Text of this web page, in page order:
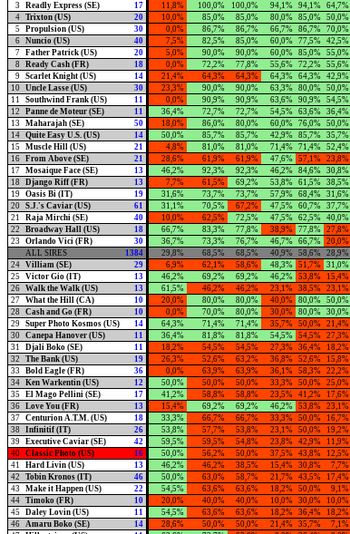
3
Readly Express (SE) 17 11,8% 100,0% 100,0% 94,1% 94,1% 64,7%
4 Trixton (US) 20 10,0% 85,0% 85,0% 80,0% 85,0% 50,0%
5
Propulsion (US) 30 0,0% 86,7% 86,7% 66,7% 86,7% 70,0%
6 Nuncio (US) 40 7,5% 82,5% 85,0% 60,0% 77,5% 42,5%
7 Father Patrick (US) 20 5,0% 90,0% 90,0% 60,0% 85,0% 55,0%
8
Ready Cash (FR) 18 0,0% 72,2% 77,8% 55,6% 72,2% 55,6%
9 Scarlet Knight (US) 14 21,4% 64,3% 64,3% 64,3% 64,3% 42,9%
10 Uncle Lasse (US) 30 23,3% 90,0% 90,0% 63,3% 80,0% 50,0%
11
Southwind Frank (US) 11 0,0% 90,9% 90,9% 63,6% 90,9% 54,5%
12
Panne de Moteur (SE) 11 36,4% 72,7% 72,7% 54,5% 63,6% 36,4%
13
Maharajah (SE) 50 18,0% 86,0% 80,0% 60,0% 76,0% 50,0%
14 Quite Easy U.S. (US) 14 50,0% 85,7% 85,7% 42,9% 85,7% 35,7%
15
Muscle Hill (US) 21 4,8% 81,0% 81,0% 71,4% 71,4% 52,4%
16 From Above (SE) 21 28,6% 61,9% 61,9% 47,6% 57,1% 23,8%
17 Mosaique Face (SE) 13 46,2% 92,3% 92,3% 46,2% 84,6% 30,8%
18
Django Riff (FR) 13 7,7% 61,5% 69,2% 53,8% 61,5% 38,5%
19 Oasis Bi (IT) 19 31,6% 73,7% 73,7% 57,9% 68,4% 31,6%
20 S.J.'s Caviar (US) 61 31,1% 70,5% 67,2% 47,5% 60,7% 37,7%
21
Raja Mirchi (SE) 40 10,0% 62,5% 72,5% 47,5% 62,5% 40,0%
22
Broadway Hall (US) 18 66,7% 83,3% 77,8% 38,9% 77,8% 27,8%
23
Orlando Vici (FR) 30 36,7% 73,3% 76,7% 46,7% 66,7% 20,0%
ALL SIRES
1384 29,8% 68,5% 68,5% 40,9% 58,6% 28,9%
24 Villiam (SE) 29 6,9% 62,1% 58,6% 48,3% 51,7% 31,0%
25
Victor Gio (IT) 13 46,2% 69,2% 69,2% 46,2% 53,8% 15,4%
26 Walk the Walk (US) 13 61,5% 46,2% 46,2% 23,1% 38,5% 23,1%
27 What the Hill (CA) 10 20,0% 80,0% 80,0% 40,0% 80,0% 50,0%
28
Cash and Go (FR) 10 0,0% 70,0% 80,0% 30,0% 80,0% 30,0%
29 Super Photo Kosmos (US) 14 64,3% 71,4% 71,4% 35,7% 50,0% 21,4%
30 Canepa Hanover (US) 11 36,4% 81,8% 81,8% 54,5% 54,5% 27,3%
31
Djali Boko (SE) 11 18,2% 54,5% 54,5% 27,3% 36,4% 18,2%
32
The Bank (US) 19 26,3% 52,6% 63,2% 36,8% 52,6% 15,8%
33
Bold Eagle (FR) 36 0,0% 63,9% 63,9% 36,1% 58,3% 22,2%
34 Ken Warkentin (US) 12 50,0% 50,0% 50,0% 33,3% 50,0% 25,0%
35
El Mago Pellini (SE) 17 41,2% 58,8% 58,8% 23,5% 41,2% 17,6%
36 Love You (FR) 13 15,4% 69,2% 69,2% 46,2% 53,8% 23,1%
37 Centurion A.T.M. (US) 18 33,3% 66,7% 66,7% 33,3% 50,0% 16,7%
38
Infinitif (IT) 26 53,8% 57,7% 53,8% 23,1% 50,0% 19,2%
39 Executive Caviar (SE) 42 59,5% 59,5% 54,8% 23,8% 42,9% 11,9%
40 Classic Photo (US) 16 50,0% 56,2% 50,0% 37,5% 43,8% 12,5%
41
Hard Livin (US) 13 46,2% 46,2% 38,5% 15,4% 30,8% 7,7%
42
Tobin Kronos (IT) 46 50,0% 63,0% 58,7% 21,7% 43,5% 17,4%
43
Make it Happen (US) 22 54,5% 63,6% 63,6% 18,2% 50,0% 9,1%
44 Timoko (FR) 10 20,0% 40,0% 40,0% 10,0% 30,0% 10,0%
45
Daley Lovin (US) 11 54,5% 63,6% 63,6% 18,2% 36,4% 18,2%
46 Amaru Boko (SE) 14 28,6% 50,0% 50,0% 21,4% 35,7% 7,1%